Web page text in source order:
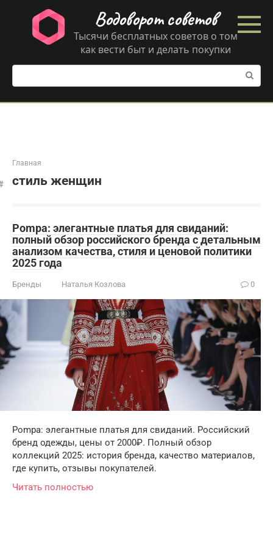
контенту
Водоворот советов
Тысячи бесплатных советов о том
как вести быт и делать покупки
Поиск:
Главная
стиль женщин
Pompa: элегантные платья для свиданий:
полный обзор российского бренда с детальным
анализом качества, стиля и ценовой политики
2025 года
Бренды Наталья Козлова 0
Pompa: элегантные платья для свиданий. Российский
бренд одежды, цены от 2000₽. Полный обзор
коллекций 2025: история бренда, качество материалов,
где купить, отзывы покупателей.
Читать полностью